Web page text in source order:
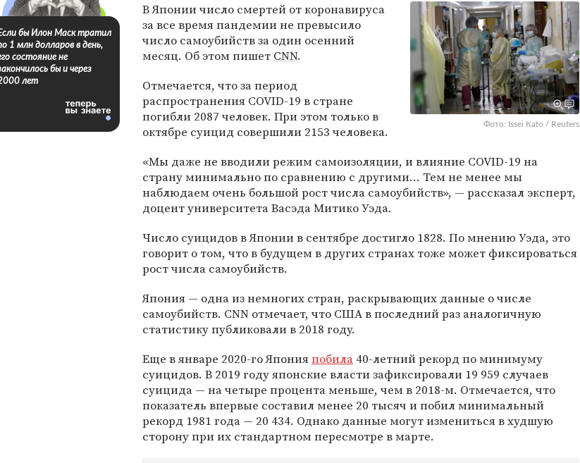
Фото: Issei Kato / Reuters
В Японии число смертей от коронавируса
за все время пандемии не превысило
число самоубийств за один осенний
месяц. Об этом пишет CNN.
Отмечается, что за период
распространения COVID-19 в стране
погибли 2087 человек. При этом только в
октябре суицид совершили 2153 человека.
«Мы даже не вводили режим самоизоляции, и влияние COVID-19 на
страну минимально по сравнению с другими... Тем не менее мы
наблюдаем очень большой рост числа самоубийств», — рассказал эксперт,
доцент университета Васэда Митико Уэда.
Число суицидов в Японии в сентябре достигло 1828. По мнению Уэда, это
говорит о том, что в будущем в других странах тоже может фиксироваться
рост числа самоубийств.
Япония — одна из немногих стран, раскрывающих данные о числе
самоубийств. CNN отмечает, что США в последний раз аналогичную
статистику публиковали в 2018 году.
Еще в январе 2020-го Японияпобила 40-летний рекорд по минимуму
суицидов. В 2019 году японские власти зафиксировали 19 959 случаев
суицида — на четыре процента меньше, чем в 2018-м. Отмечается, что
показатель впервые составил менее 20 тысяч и побил минимальный
рекорд 1981 года — 20 434. Однако данные могут измениться в худшую
сторону при их стандартном пересмотре в марте.
бы Илон Маск тратил
1 млн долларов в день,
состояние не
бы и через
лет